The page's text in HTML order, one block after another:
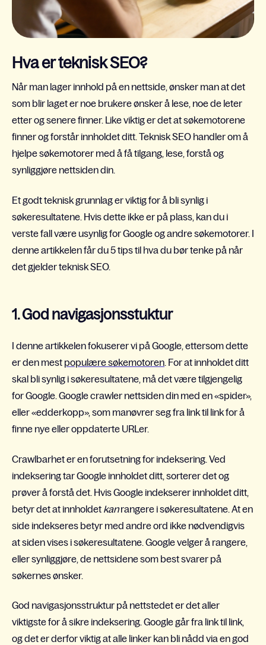
Hva er teknisk SEO?
Når man lager innhold på en nettside, ønsker man at det
som blir laget er noe brukere ønsker å lese, noe de leter
etter og senere finner. Like viktig er det at søkemotorene
finner og forstår innholdet ditt. Teknisk SEO handler om å
hjelpe søkemotorer med å få tilgang, lese, forstå og
synliggjøre nettsiden din.
Et godt teknisk grunnlag er viktig for å bli synlig i
søkeresultatene. Hvis dette ikke er på plass, kan du i
verste fall være usynlig for Google og andre søkemotorer. I
denne artikkelen får du 5 tips til hva du bør tenke på når
det gjelder teknisk SEO.
1. God navigasjonsstuktur
I denne artikkelen fokuserer vi på Google, ettersom dette
er den mest populære søkemotoren. For at innholdet ditt
skal bli synlig i søkeresultatene, må det være tilgjengelig
for Google. Google crawler nettsiden din med en «spider»,
eller «edderkopp», som manøvrer seg fra link til link for å
finne nye eller oppdaterte URLer.
Crawlbarhet er en forutsetning for indeksering. Ved
indeksering tar Google innholdet ditt, sorterer det og
prøver å forstå det. Hvis Google indekserer innholdet ditt,
betyr det at innholdet kanrangere i søkeresultatene. At en
side indekseres betyr med andre ord ikke nødvendigvis
at siden vises i søkeresultatene. Google velger å rangere,
eller synliggjøre, de nettsidene som best svarer på
søkernes ønsker.
God navigasjonsstruktur på nettstedet er det aller
viktigste for å sikre indeksering. Google går fra link til link,
og det er derfor viktig at alle linker kan bli nådd via en god